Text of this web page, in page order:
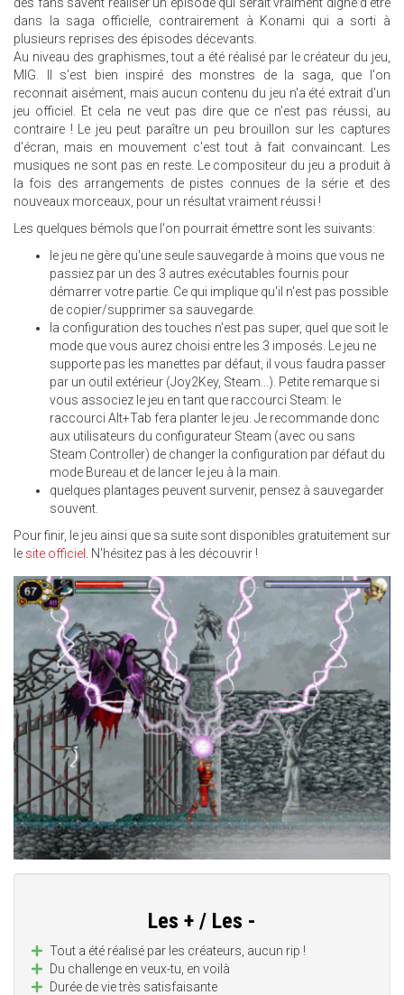
des fans savent réaliser un épisode qui serait vraiment digne d'être
dans la saga officielle, contrairement à Konami qui a sorti à
plusieurs reprises des épisodes décevants.
Au niveau des graphismes, tout a été réalisé par le créateur du jeu,
MIG. Il s'est bien inspiré des monstres de la saga, que l'on
reconnait aisément, mais aucun contenu du jeu n'a été extrait d'un
jeu officiel. Et cela ne veut pas dire que ce n'est pas réussi, au
contraire ! Le jeu peut paraître un peu brouillon sur les captures
d'écran, mais en mouvement c'est tout à fait convaincant. Les
musiques ne sont pas en reste. Le compositeur du jeu a produit à
la fois des arrangements de pistes connues de la série et des
nouveaux morceaux, pour un résultat vraiment réussi !
Les quelques bémols que l'on pourrait émettre sont les suivants:
le jeu ne gère qu'une seule sauvegarde à moins que vous ne
passiez par un des 3 autres exécutables fournis pour
démarrer votre partie. Ce qui implique qu'il n'est pas possible
de copier/supprimer sa sauvegarde.
la configuration des touches n'est pas super, quel que soit le
mode que vous aurez choisi entre les 3 imposés. Le jeu ne
supporte pas les manettes par défaut, il vous faudra passer
par un outil extérieur (Joy2Key, Steam...). Petite remarque si
vous associez le jeu en tant que raccourci Steam: le
raccourci Alt+Tab fera planter le jeu. Je recommande donc
aux utilisateurs du configurateur Steam (avec ou sans
Steam Controller) de changer la configuration par défaut du
mode Bureau et de lancer le jeu à la main.
quelques plantages peuvent survenir, pensez à sauvegarder
souvent.
Pour finir, le jeu ainsi que sa suite sont disponibles gratuitement sur
le site officiel . N'hésitez pas à les découvrir !
1473322854-
4129-
CAPTURE-
D-
ECRAN1.GIF
Les + / Les -
Tout a été réalisé par les créateurs, aucun rip !
Du challenge en veux-tu, en voilà
Durée de vie très satisfaisante